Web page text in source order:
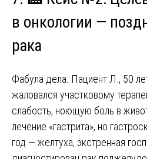
в онкологии —
рака
Фабула дела. Пациент Л., 50
жаловался участковому
слабость, ноющую боль в
лечение «гастрита», но
год — желтуха, экстренная